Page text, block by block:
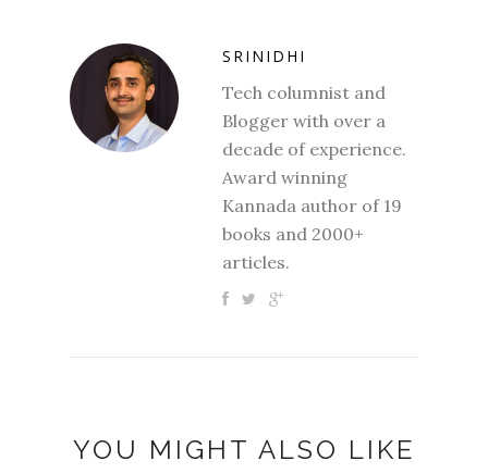
SRINIDHI
Tech columnist and
Blogger with over a
decade of experience.
Award winning
Kannada author of 19
books and 2000+
articles.
YOU MIGHT ALSO LIKE